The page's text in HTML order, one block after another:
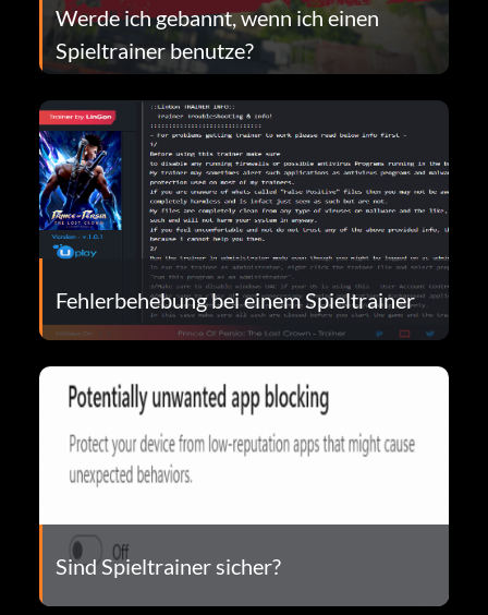
Werde ich gebannt, wenn ich einen
Spieltrainer benutze?
Fehlerbehebung bei einem Spieltrainer
Sind Spieltrainer sicher?